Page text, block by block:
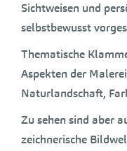
Sichtweisen und
selbstbewusst
Thematische
Aspekten der
Naturlandschaft,
Zu sehen sind aber
zeichnerische